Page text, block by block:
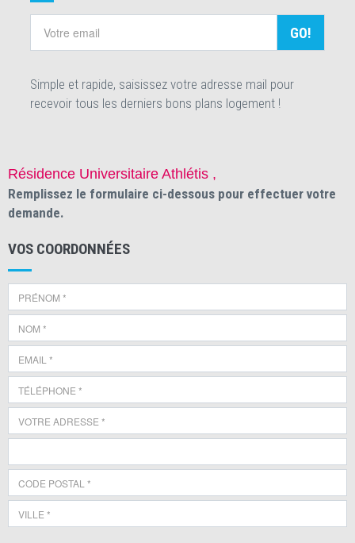
GO!
Simple et rapide, saisissez votre adresse mail pour
recevoir tous les derniers bons plans logement !
Résidence Universitaire Athlétis ,
Remplissez le formulaire ci-dessous pour effectuer votre
demande.
VOS COORDONNÉES